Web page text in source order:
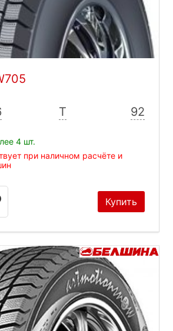
T 92
4 шт.
при наличном расчёте и
Купить